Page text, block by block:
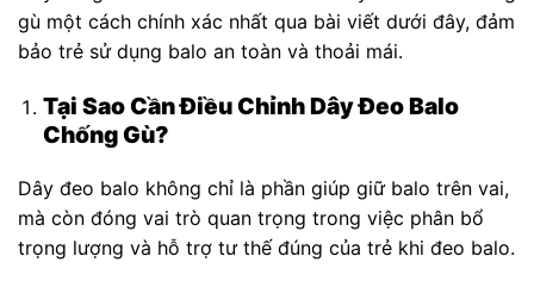
gù một cách chính xác nhất qua bài viết dưới đây, đảm
bảo trẻ sử dụng balo an toàn và thoải mái.
Tại Sao Cần Điều Chỉnh Dây Đeo Balo
Chống Gù?
Dây đeo balo không chỉ là phần giúp giữ balo trên vai,
mà còn đóng vai trò quan trọng trong việc phân bổ
trọng lượng và hỗ trợ tư thế đúng của trẻ khi đeo balo.